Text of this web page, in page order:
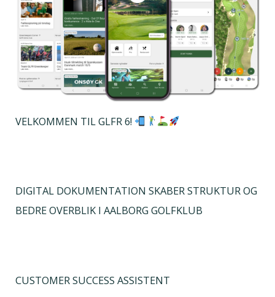
VELKOMMEN TIL GLFR 6!
DIGITAL DOKUMENTATION SKABER STRUKTUR OG
BEDRE OVERBLIK I AALBORG GOLFKLUB
CUSTOMER SUCCESS ASSISTENT